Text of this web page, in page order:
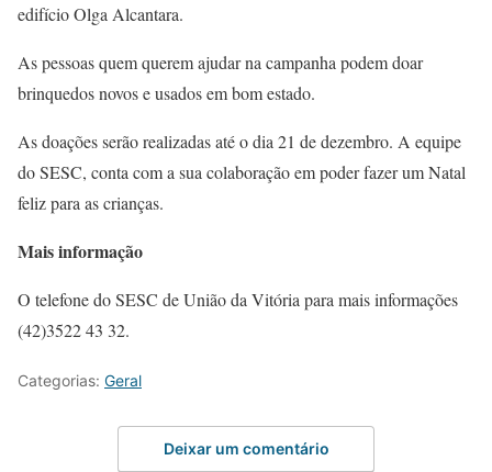
edifício Olga Alcantara.
As pessoas quem querem ajudar na campanha podem doar
brinquedos novos e usados em bom estado.
As doações serão realizadas até o dia 21 de dezembro. A equipe
do SESC, conta com a sua colaboração em poder fazer um Natal
feliz para as crianças.
Mais informação
O telefone do SESC de União da Vitória para mais informações
(42)3522 43 32.
Categorias: Geral
Deixar um comentário